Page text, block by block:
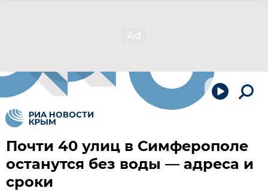
Почти 40 улиц в Симферополе
останутся без воды — адреса и
сроки